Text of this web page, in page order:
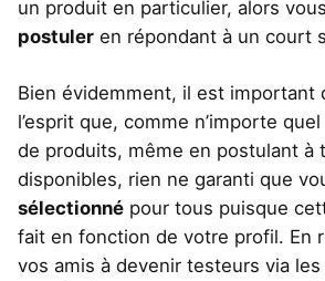
un produit en particulier, alors
postuler en répondant à un court
Bien évidemment, il est important
l’esprit que, comme n’importe
de produits, même en postulant à
disponibles, rien ne garanti que
sélectionné pour tous puisque
fait en fonction de votre profil. En
vos amis à devenir testeurs via